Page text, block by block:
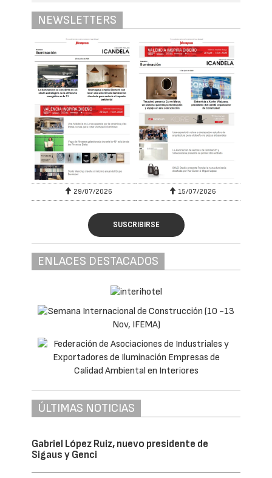
NEWSLETTERS
29/07/2026 15/07/2026
SUSCRIBIRSE
ENLACES DESTACADOS
ÚLTIMAS NOTICIAS
Gabriel López Ruiz, nuevo presidente de
Sigaus y Genci